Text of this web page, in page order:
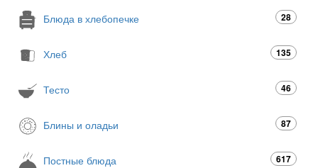
Блюда в хлебопечке 28
Хлеб 135
Тесто 46
Блины и оладьи 87
Постные блюда 617